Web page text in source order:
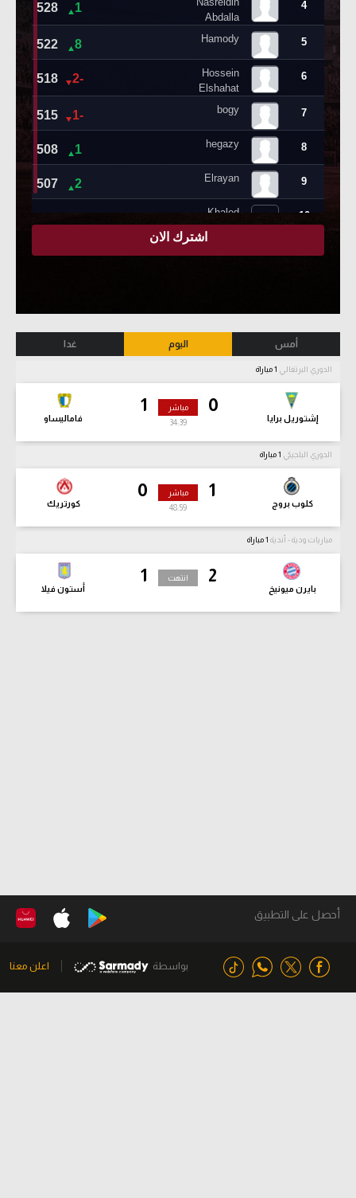
أمس اليوم غدا
الدوري البرتغالي
0
إشتوريل برايا
1
فاماليساو
مباشر
34:39
الدوري البلجيكي
1
كلوب بروج
0
كورتريك
مباشر
48:59
مباريات ودية - أندية
2
بايرن ميونيخ
1
أستون فيلا
انتهت
أحصل على التطبيق
بواسطة اعلن معنا